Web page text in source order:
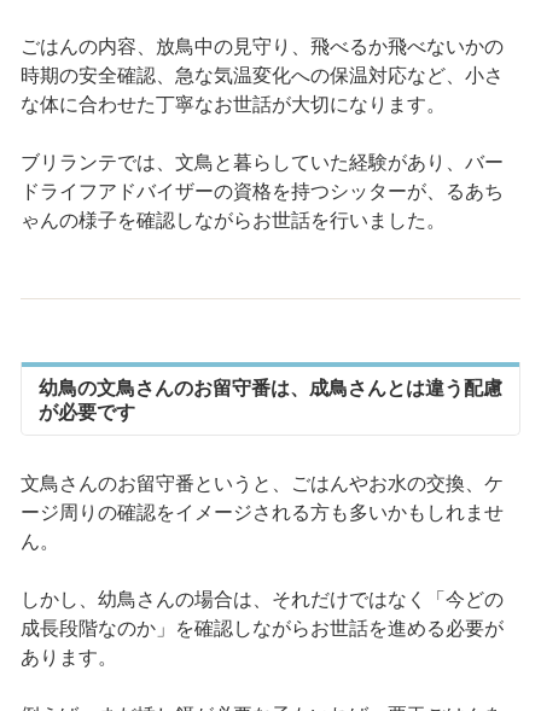
ごはんの内容、放鳥中の見守り、飛べるか飛べないかの
時期の安全確認、急な気温変化への保温対応など、小さ
な体に合わせた丁寧なお世話が大切になります。
ブリランテでは、文鳥と暮らしていた経験があり、バー
ドライフアドバイザーの資格を持つシッターが、るあち
ゃんの様子を確認しながらお世話を行いました。
幼鳥の文鳥さんのお留守番は、成鳥さんとは違う配慮
が必要です
文鳥さんのお留守番というと、ごはんやお水の交換、ケ
ージ周りの確認をイメージされる方も多いかもしれませ
ん。
しかし、幼鳥さんの場合は、それだけではなく「今どの
成長段階なのか」を確認しながらお世話を進める必要が
あります。